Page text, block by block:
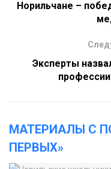
Норильчане –
Эксперты
МАТЕРИАЛЫ С
ПЕРВЫХ»